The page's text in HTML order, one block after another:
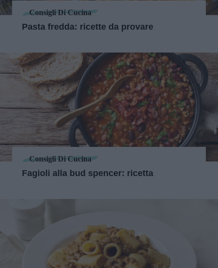
Consigli Di Cucina
Pasta fredda: ricette da provare
Consigli Di Cucina
Fagioli alla bud spencer: ricetta